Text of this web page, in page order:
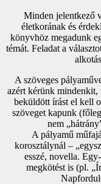
Minden jelentkező
életkorának és
könyvhöz megadunk
témát. Feladat a
A szöveges
azért kérünk
beküldött írást el kell
szöveget kapunk
nem
A pályamű
korosztálynál –
esszé, novella.
megkötést is (pl.